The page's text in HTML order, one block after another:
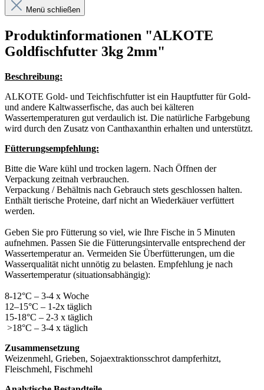
Menü schließen
Produktinformationen "ALKOTE
Goldfischfutter 3kg 2mm"
Beschreibung:
ALKOTE Gold- und Teichfischfutter ist ein Hauptfutter für Gold-
und andere Kaltwasserfische, das auch bei kälteren
Wassertemperaturen gut verdaulich ist. Die natürliche Farbgebung
wird durch den Zusatz von Canthaxanthin erhalten und unterstützt.
Fütterungsempfehlung:
Bitte die Ware kühl und trocken lagern. Nach Öffnen der
Verpackung zeitnah verbrauchen.
Verpackung / Behältnis nach Gebrauch stets geschlossen halten.
Enthält tierische Proteine, darf nicht an Wiederkäuer verfüttert
werden.
Geben Sie pro Fütterung so viel, wie Ihre Fische in 5 Minuten
aufnehmen. Passen Sie die Fütterungsintervalle entsprechend der
Wassertemperatur an. Vermeiden Sie Überfütterungen, um die
Wasserqualität nicht unnötig zu belasten. Empfehlung je nach
Wassertemperatur (situationsabhängig):
8-12°C – 3-4 x Woche
12–15°C – 1-2x täglich
15-18°C – 2-3 x täglich
>18°C – 3-4 x täglich
Zusammensetzung
Weizenmehl, Grieben, Sojaextraktionsschrot dampferhitzt,
Fleischmehl, Fischmehl